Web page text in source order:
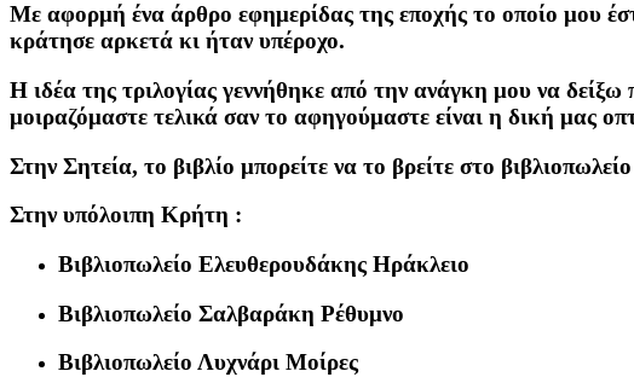
Με αφορμή ένα άρθρο εφημερίδας της εποχής το οποίο μου
κράτησε αρκετά κι ήταν υπέροχο.
Η ιδέα της τριλογίας γεννήθηκε από την ανάγκη μου να
μοιραζόμαστε τελικά σαν το αφηγούμαστε είναι η δική μας
Στην Σητεία, το βιβλίο μπορείτε να το βρείτε στο
Στην υπόλοιπη Κρήτη :
Βιβλιοπωλείο Ελευθερουδάκης Ηράκλειο
Βιβλιοπωλείο Σαλβαράκη Ρέθυμνο
Βιβλιοπωλείο Λυχνάρι Μοίρες